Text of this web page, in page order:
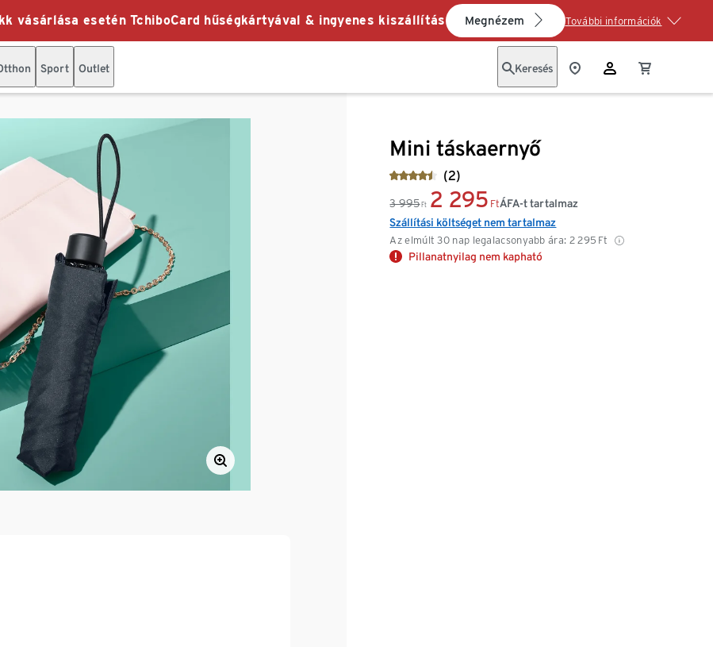
vásárlása esetén TchiboCard hűségkártyával & ingyenes kiszállítás Megnézem További információk
Sport Outlet Keresés
Mini táskaernyő
(2)
3 995 Ft 2 295 Ft
Az elmúlt 30 nap legalacsonyabb ára: 2 295 Ft
ÁFA-t tartalmaz
Szállítási költséget nem tartalmaz
Pillanatnyilag nem kapható